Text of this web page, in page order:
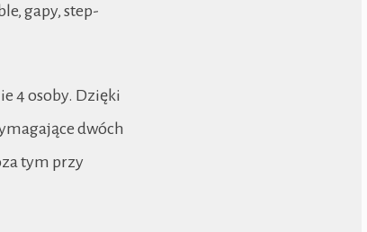
gapy, step-
4 osoby. Dzięki
dwóch
tym przy